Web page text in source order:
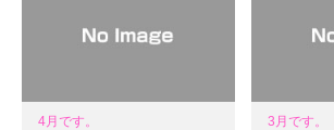
4月です。 3月です。